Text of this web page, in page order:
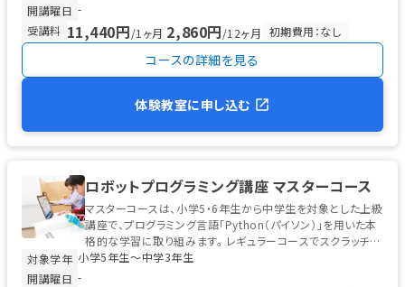
開講曜日 -
受講料 11,440円/1ヶ月 2,860円/12ヶ月 初期費用：なし
コースの詳細を見る
体験教室に申し込む
ロボットプログラミング講座 マスターコース
マスターコースは、小学5・6年生から中学生を対象とした上級
講座で、プログラミング言語「Python（パイソン）」を用いた本
格的な学習に取り組みます。 レギュラーコースでスクラッチ型
プログラ...
対象学年 小学5年生〜中学3年生
開講曜日 -